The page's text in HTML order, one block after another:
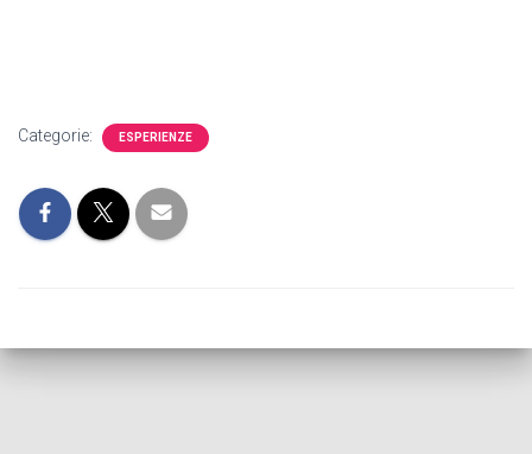
Categorie: ESPERIENZE